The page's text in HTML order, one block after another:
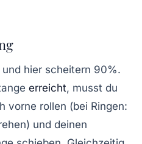
hier scheitern 90%.
erreicht, musst du
vorne rollen (bei Ringen:
und deinen